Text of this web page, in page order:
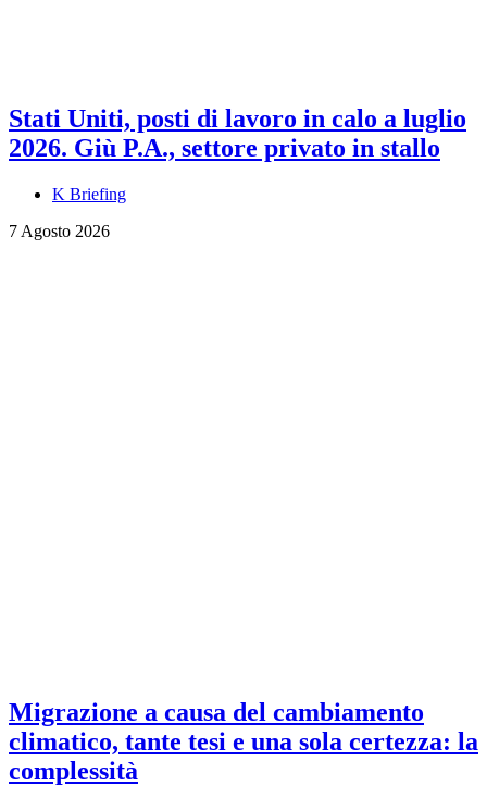
Stati Uniti, posti di lavoro in calo a luglio
2026. Giù P.A., settore privato in stallo
K Briefing
7 Agosto 2026
Migrazione a causa del cambiamento
climatico, tante tesi e una sola certezza: la
complessità